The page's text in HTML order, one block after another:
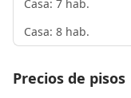
Casa: 7 hab.
Casa: 8 hab.
Precios de pisos